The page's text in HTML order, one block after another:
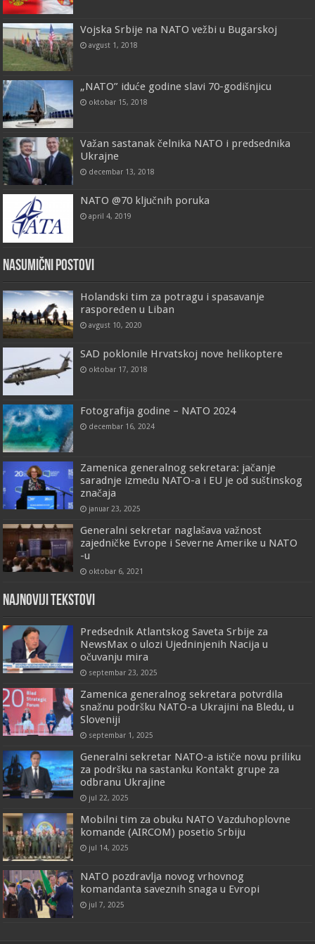
Vojska Srbije na NATO vežbi u Bugarskoj
avgust 1, 2018
„NATO” iduće godine slavi 70-godišnjicu
oktobar 15, 2018
Važan sastanak čelnika NATO i predsednika
Ukrajne
decembar 13, 2018
NATO @70 ključnih poruka
april 4, 2019
Nasumični postovi
Holandski tim za potragu i spasavanje
raspoređen u Liban
avgust 10, 2020
SAD poklonile Hrvatskoj nove helikoptere
oktobar 17, 2018
Fotografija godine – NATO 2024
decembar 16, 2024
Zamenica generalnog sekretara: jačanje
saradnje između NATO-a i EU je od suštinskog
značaja
januar 23, 2025
Generalni sekretar naglašava važnost
zajedničke Evrope i Severne Amerike u NATO
-u
oktobar 6, 2021
Najnoviji tekstovi
Predsednik Atlantskog Saveta Srbije za
NewsMax o ulozi Ujedninjenih Nacija u
očuvanju mira
septembar 23, 2025
Zamenica generalnog sekretara potvrdila
snažnu podršku NATO-a Ukrajini na Bledu, u
Sloveniji
septembar 1, 2025
Generalni sekretar NATO-a ističe novu priliku
za podršku na sastanku Kontakt grupe za
odbranu Ukrajine
jul 22, 2025
Mobilni tim za obuku NATO Vazduhoplovne
komande (AIRCOM) posetio Srbiju
jul 14, 2025
NATO pozdravlja novog vrhovnog
komandanta saveznih snaga u Evropi
jul 7, 2025